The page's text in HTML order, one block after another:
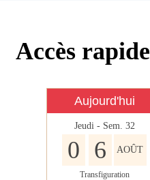
Accès rapide
Aujourd'hui
Jeudi - Sem. 32
0 6 AOÛT
Transfiguration